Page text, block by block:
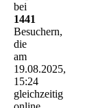
bei
1441
Besuchern,
die
am
19.08.2025,
15:24
gleichzeitig